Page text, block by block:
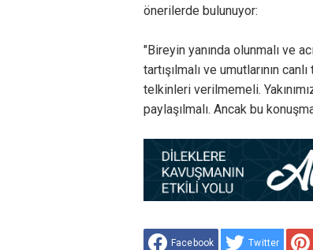
önerilerde bulunuyor:
"Bireyin yanında olunmalı ve
tartışılmalı ve umutlarının
telkinleri verilmemeli.
paylaşılmalı. Ancak bu
Facebook Twitter